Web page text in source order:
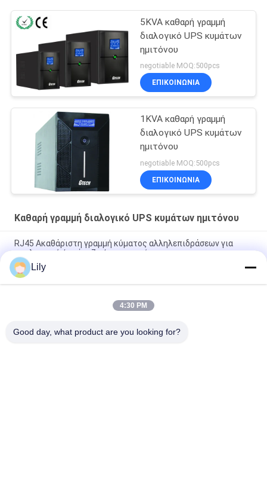
5KVA καθαρή γραμμή
διαλογικό UPS κυμάτων
ημιτόνου
negotiable MOQ:500pcs
ΕΠΙΚΟΙΝΩΝΙΑ
1KVA καθαρή γραμμή
διαλογικό UPS κυμάτων
ημιτόνου
negotiable MOQ:500pcs
ΕΠΙΚΟΙΝΩΝΙΑ
Καθαρή γραμμή διαλογικό UPS κυμάτων ημιτόνου
RJ45 Ακαθάριστη γραμμή κύματος αλληλεπιδράσεων για
υπολογιστή / τράπεζα / τερματικό
Υψηλής απόδοσης αλληλεπιδραστική γραμμή sinus wave ups
600va / 800va / 1200va
Rtl Rack Mount Pure Sine Wave Ups χωρητικότητα μπαταρίας
Lily
4:30 PM
Good day, what product are you looking for?